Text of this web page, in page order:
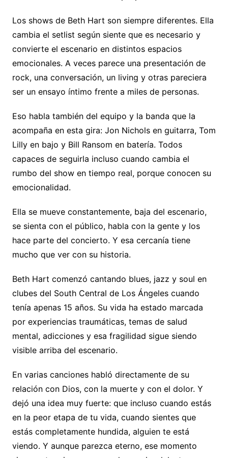
Los shows de Beth Hart son siempre diferentes. Ella
cambia el setlist según siente que es necesario y
convierte el escenario en distintos espacios
emocionales. A veces parece una presentación de
rock, una conversación, un living y otras pareciera
ser un ensayo íntimo frente a miles de personas.
Eso habla también del equipo y la banda que la
acompaña en esta gira: Jon Nichols en guitarra, Tom
Lilly en bajo y Bill Ransom en batería. Todos
capaces de seguirla incluso cuando cambia el
rumbo del show en tiempo real, porque conocen su
emocionalidad.
Ella se mueve constantemente, baja del escenario,
se sienta con el público, habla con la gente y los
hace parte del concierto. Y esa cercanía tiene
mucho que ver con su historia.
Beth Hart comenzó cantando blues, jazz y soul en
clubes del South Central de Los Ángeles cuando
tenía apenas 15 años. Su vida ha estado marcada
por experiencias traumáticas, temas de salud
mental, adicciones y esa fragilidad sigue siendo
visible arriba del escenario.
En varias canciones habló directamente de su
relación con Dios, con la muerte y con el dolor. Y
dejó una idea muy fuerte: que incluso cuando estás
en la peor etapa de tu vida, cuando sientes que
estás completamente hundida, alguien te está
viendo. Y aunque parezca eterno, ese momento